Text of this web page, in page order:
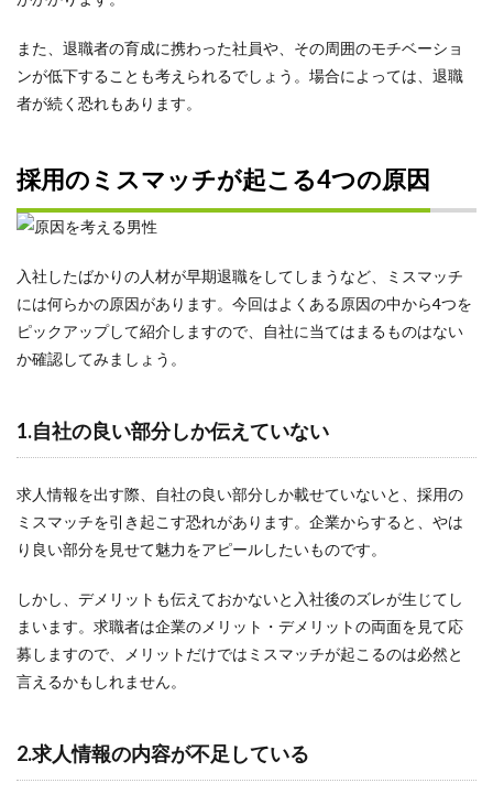
また、退職者の育成に携わった社員や、その周囲のモチベーショ
ンが低下することも考えられるでしょう。場合によっては、退職
者が続く恐れもあります。
採用のミスマッチが起こる4つの原因
入社したばかりの人材が早期退職をしてしまうなど、ミスマッチ
には何らかの原因があります。今回はよくある原因の中から4つを
ピックアップして紹介しますので、自社に当てはまるものはない
か確認してみましょう。
1.自社の良い部分しか伝えていない
求人情報を出す際、自社の良い部分しか載せていないと、採用の
ミスマッチを引き起こす恐れがあります。企業からすると、やは
り良い部分を見せて魅力をアピールしたいものです。
しかし、デメリットも伝えておかないと入社後のズレが生じてし
まいます。求職者は企業のメリット・デメリットの両面を見て応
募しますので、メリットだけではミスマッチが起こるのは必然と
言えるかもしれません。
2.求人情報の内容が不足している